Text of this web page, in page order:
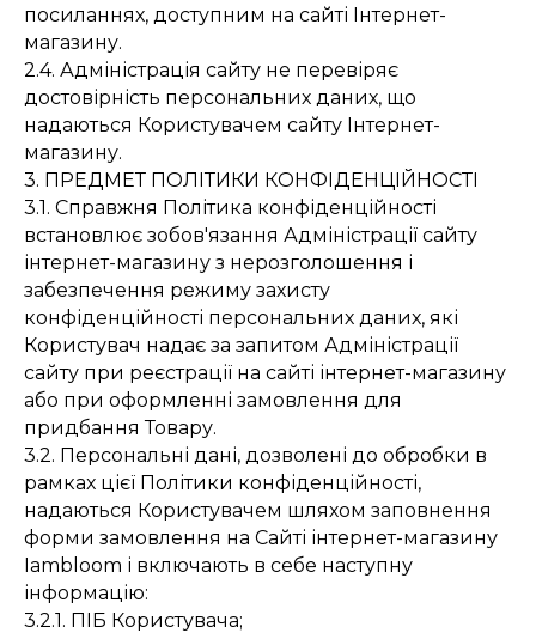
посиланнях, доступним на сайті Інтернет-
магазину.
2.4. Адміністрація сайту не перевіряє
достовірність персональних даних, що
надаються Користувачем сайту Інтернет-
магазину.
3. ПРЕДМЕТ ПОЛІТИКИ КОНФІДЕНЦІЙНОСТІ
3.1. Справжня Політика конфіденційності
встановлює зобов'язання Адміністрації сайту
інтернет-магазину з нерозголошення і
забезпечення режиму захисту
конфіденційності персональних даних, які
Користувач надає за запитом Адміністрації
сайту при реєстрації на сайті інтернет-магазину
або при оформленні замовлення для
придбання Товару.
3.2. Персональні дані, дозволені до обробки в
рамках цієї Політики конфіденційності,
надаються Користувачем шляхом заповнення
форми замовлення на Сайті інтернет-магазину
Iambloom і включають в себе наступну
інформацію:
3.2.1. ПІБ Користувача;